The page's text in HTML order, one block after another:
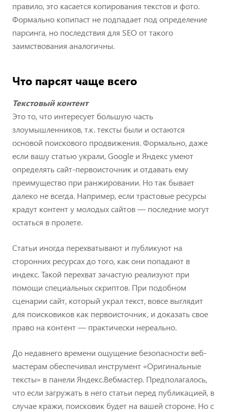
правило, это касается копирования текстов и фото.
Формально копипаст не подпадает под определение
парсинга, но последствия для SEO от такого
заимствования аналогичны.
Что парсят чаще всего
Текстовый контент
Это то, что интересует большую часть
злоумышленников, т.к. тексты были и остаются
основой поискового продвижения. Формально, даже
если вашу статью украли, Google и Яндекс умеют
определять сайт-первоисточник и отдавать ему
преимущество при ранжировании. Но так бывает
далеко не всегда. Например, если трастовые ресурсы
крадут контент у молодых сайтов — последние могут
остаться в пролете.
Статьи иногда перехватывают и публикуют на
сторонних ресурсах до того, как они попадают в
индекс. Такой перехват зачастую реализуют при
помощи специальных скриптов. При подобном
сценарии сайт, который украл текст, вовсе выглядит
для поисковиков как первоисточник, и доказать свое
право на контент — практически нереально.
До недавнего времени ощущение безопасности веб-
мастерам обеспечивал инструмент «Оригинальные
тексты» в панели Яндекс.Вебмастер. Предполагалось,
что если загружать в него статьи перед публикацией, в
случае кражи, поисковик будет на вашей стороне. Но с